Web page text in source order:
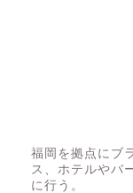
福岡を拠点にブ
ス、ホテルやバ
に行う。